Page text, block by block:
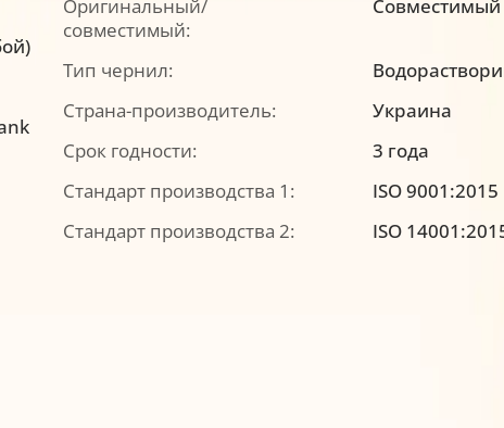
Оригинальный/
совместимый:
Совместимый
Тип чернил:
Страна-производитель:
Украина
Срок годности:
3 года
Стандарт производства 1:
ISO 9001:2015
Стандарт производства 2:
ISO